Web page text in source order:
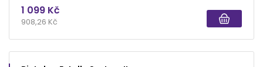
1 099 Kč
908,26 Kč